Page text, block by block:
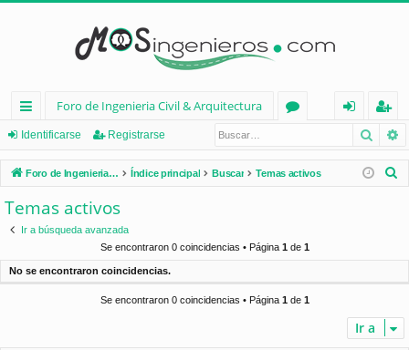
nl
ac
es
rá
d
Foro de Ingenieria Civil & Arquitectura
os
nt
ifi
eg
ist
ra
Identificarse Registrarse
Foro de Ingenieria Civil & Arquitectura Índice principal Buscar Temas activos
Temas activos
Ir a búsqueda avanzada
Se encontraron 0 coincidencias • Página 1de 1
No se encontraron coincidencias.
Se encontraron 0 coincidencias • Página 1de 1
Ir a